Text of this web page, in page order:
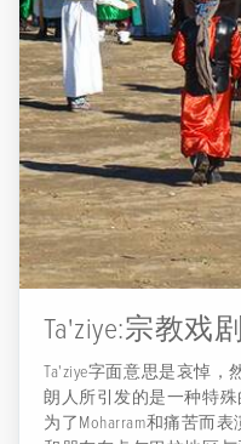
Rouhollah Khomeini成为
（Bahman 12th）和2月11
为Fajr Decade。伊玛目
在德黑兰受到了最盛大
50多年的压迫和暴政后
1979年7月28日举行了关
它获得了98.2％的合格公民的选票。
际，伊朗国家用鲜花、
Sayyed Ali Khamenei以
道。 每年的Fajr纪念日，
办各种节日庆祝Fajr（电
的政府组织和中心举行
伊玛目霍梅尼进入伊朗
同的城市举行光荣的集会
Ta'ziye:宗教戏
Ta'ziye字面意思是哀悼，
朗人所引发的是一种特
为了Moharram和痛苦而